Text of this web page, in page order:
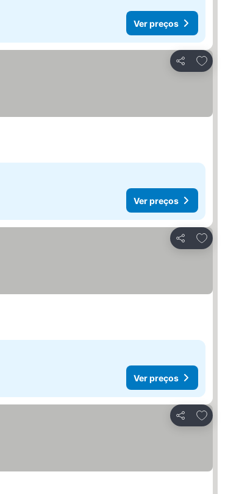
Ver preços
Partilhar
Ver preços
Partilhar
Ver preços
Partilhar